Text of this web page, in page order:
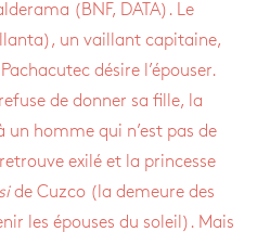
(BNF, DATA). Le
un vaillant capi­taine,
désire l’épou­ser.
de don­ner sa fille, la
un homme qui n’est pas de
exilé et la prin­cesse
de Cuzco (la demeure des
les épouses du soleil). Mais